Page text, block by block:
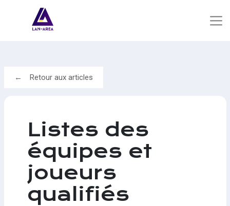
Retour aux articles
Listes des
équipes et
joueurs
qualifiés